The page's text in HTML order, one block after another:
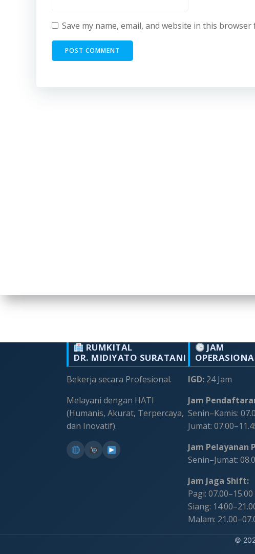
Save my name, email, and website in this
RUMKITAL
DR. MIDIYATO SURATANI
Bekerja secara Profesional.
Melayani dengan HATI
(Humanis, Akurat, Terpercaya,
dan Inovatif).
JAM
IGD:24 Jam
Jam
Senin–Kamis:
Jumat:
Jam Pelayanan
Senin–Jumat:
Jam Jaga Shift:
Pagi:
Siang:
Malam:
©